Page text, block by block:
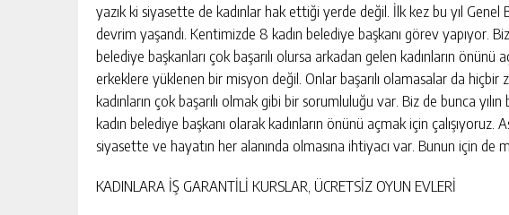
yazık ki siyasette de kadınlar hak ettiği yerde değil. İlk kez bu yıl Genel
devrim yaşandı. Kentimizde 8 kadın belediye başkanı görev yapıyor.
belediye başkanları çok başarılı olursa arkadan gelen kadınların
erkeklere yüklenen bir misyon değil. Onlar başarılı olamasalar da
kadınların çok başarılı olmak gibi bir sorumluluğu var. Biz de bunca
kadın belediye başkanı olarak kadınların önünü açmak için çalışıyoruz.
siyasette ve hayatın her alanında olmasına ihtiyacı var. Bunun için de
KADINLARA İŞ GARANTİLİ KURSLAR, ÜCRETSİZ OYUN EVLERİ